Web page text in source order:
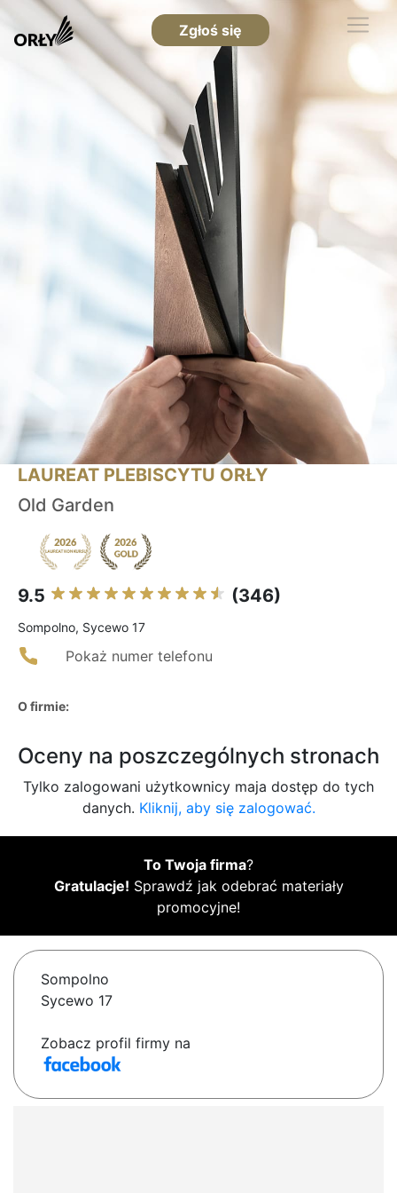
Zgłoś się
LAUREAT PLEBISCYTU ORŁY
Old Garden
9.5 (346)
Sompolno, Sycewo 17
Pokaż numer telefonu
O firmie:
Oceny na poszczególnych stronach
Tylko zalogowani użytkownicy maja dostęp do tych
danych. Kliknij, aby się zalogować.
To Twoja firma?
Gratulacje! Sprawdź jak odebrać materiały
promocyjne!
Sompolno
Sycewo 17
Zobacz profil firmy na